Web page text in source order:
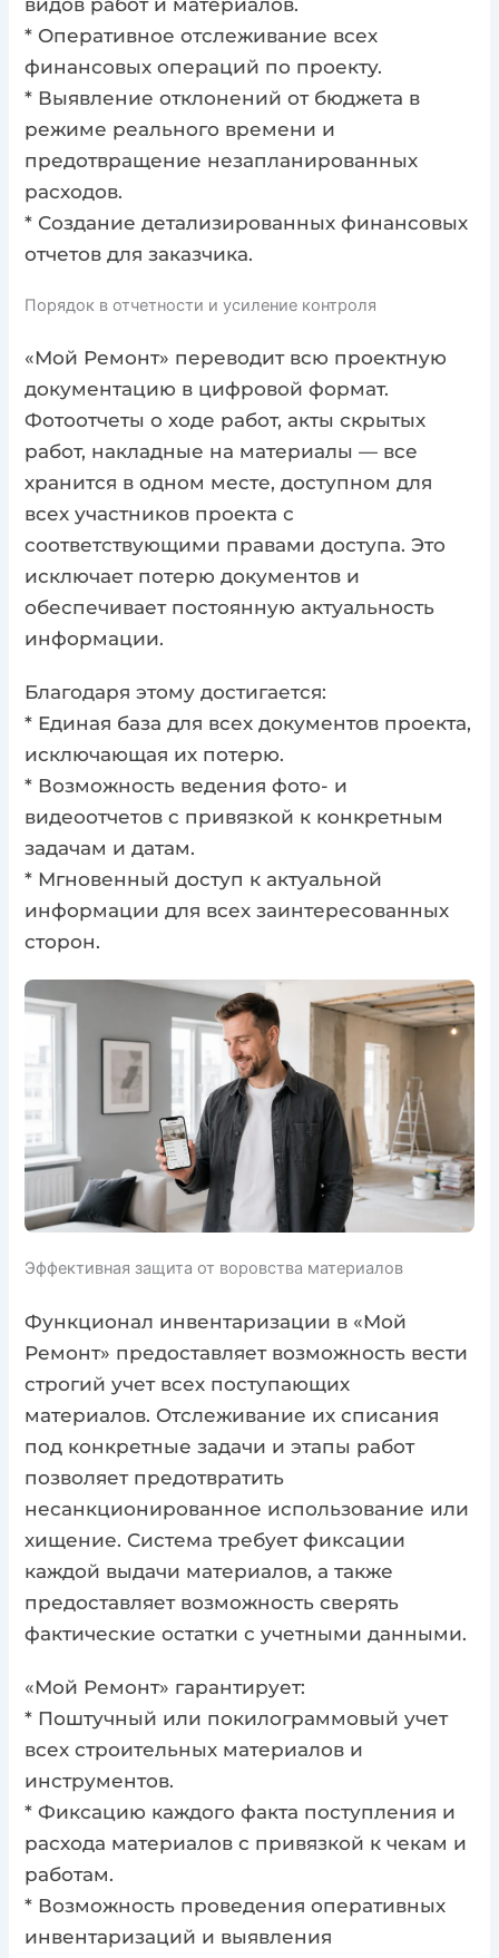
* Оперативное отслеживание всех
финансовых операций по проекту.
* Выявление отклонений от бюджета в
режиме реального времени и
предотвращение незапланированных
расходов.
* Создание детализированных финансовых
отчетов для заказчика.
Порядок в отчетности и усиление контроля
«Мой Ремонт» переводит всю проектную
документацию в цифровой формат.
Фотоотчеты о ходе работ, акты скрытых
работ, накладные на материалы — все
хранится в одном месте, доступном для
всех участников проекта с
соответствующими правами доступа. Это
исключает потерю документов и
обеспечивает постоянную актуальность
информации.
Благодаря этому достигается:
* Единая база для всех документов проекта,
исключающая их потерю.
* Возможность ведения фото- и
видеоотчетов с привязкой к конкретным
задачам и датам.
* Мгновенный доступ к актуальной
информации для всех заинтересованных
сторон.
Эффективная защита от воровства материалов
Функционал инвентаризации в «Мой
Ремонт» предоставляет возможность вести
строгий учет всех поступающих
материалов. Отслеживание их списания
под конкретные задачи и этапы работ
позволяет предотвратить
несанкционированное использование или
хищение. Система требует фиксации
каждой выдачи материалов, а также
предоставляет возможность сверять
фактические остатки с учетными данными.
«Мой Ремонт» гарантирует:
* Поштучный или покилограммовый учет
всех строительных материалов и
инструментов.
* Фиксацию каждого факта поступления и
расхода материалов с привязкой к чекам и
работам.
* Возможность проведения оперативных
инвентаризаций и выявления